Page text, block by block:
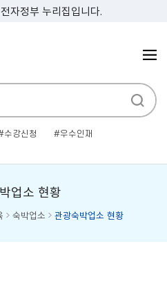
자정부 누리집입니다.
수강신청
우수인재
업소 현황
숙박업소 관광숙박업소 현황